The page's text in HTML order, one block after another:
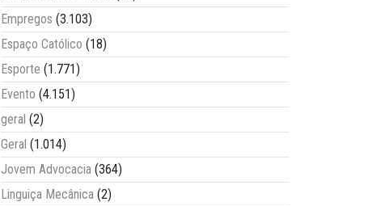
Empregos (3.103)
Espaço Católico (18)
Esporte (1.771)
Evento (4.151)
geral (2)
Geral (1.014)
Jovem Advocacia (364)
Linguiça Mecânica (2)